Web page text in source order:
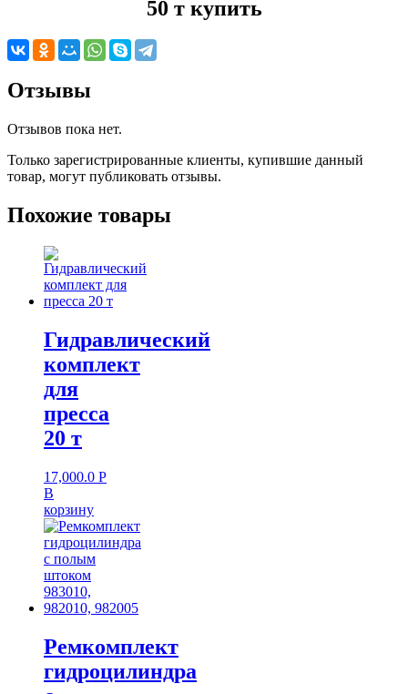
50 т купить
Отзывы
Отзывов пока нет.
Только зарегистрированные клиенты, купившие данный
товар, могут публиковать отзывы.
Похожие товары
Гидравлический
комплект
для
пресса
20 т
17,000.0 Р
В
корзину
Ремкомплект
гидроцилиндра